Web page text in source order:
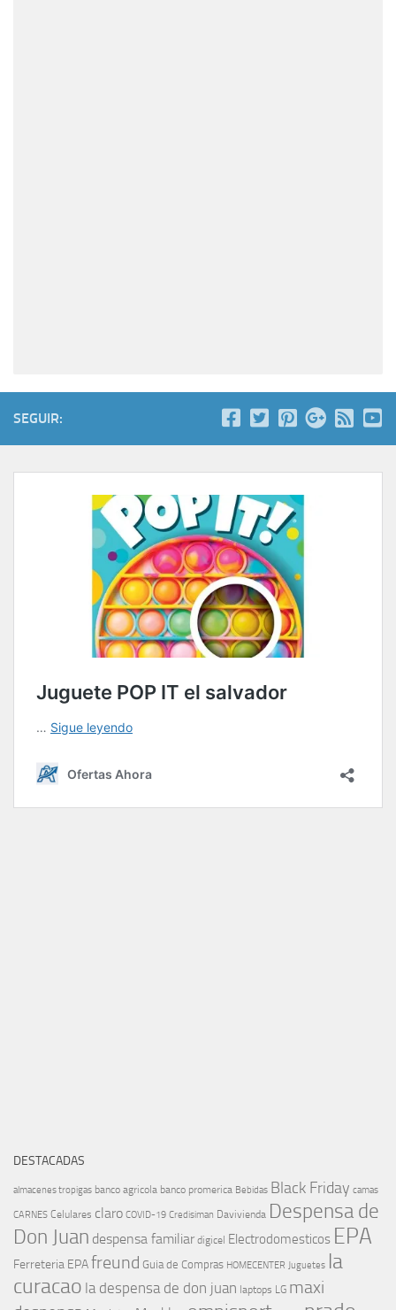
SEGUIR:
DESTACADAS
almacenes tropigas banco agricola banco promerica Bebidas Black Friday camas
CARNES Celulares claro COVID-19 Credisiman Davivienda Despensa de
Don Juan despensa familiar digicel Electrodomesticos EPA
Ferreteria EPAfreund Guia de Compras HOMECENTER Juguetes la
curacao la despensa de don juan laptops LG maxi